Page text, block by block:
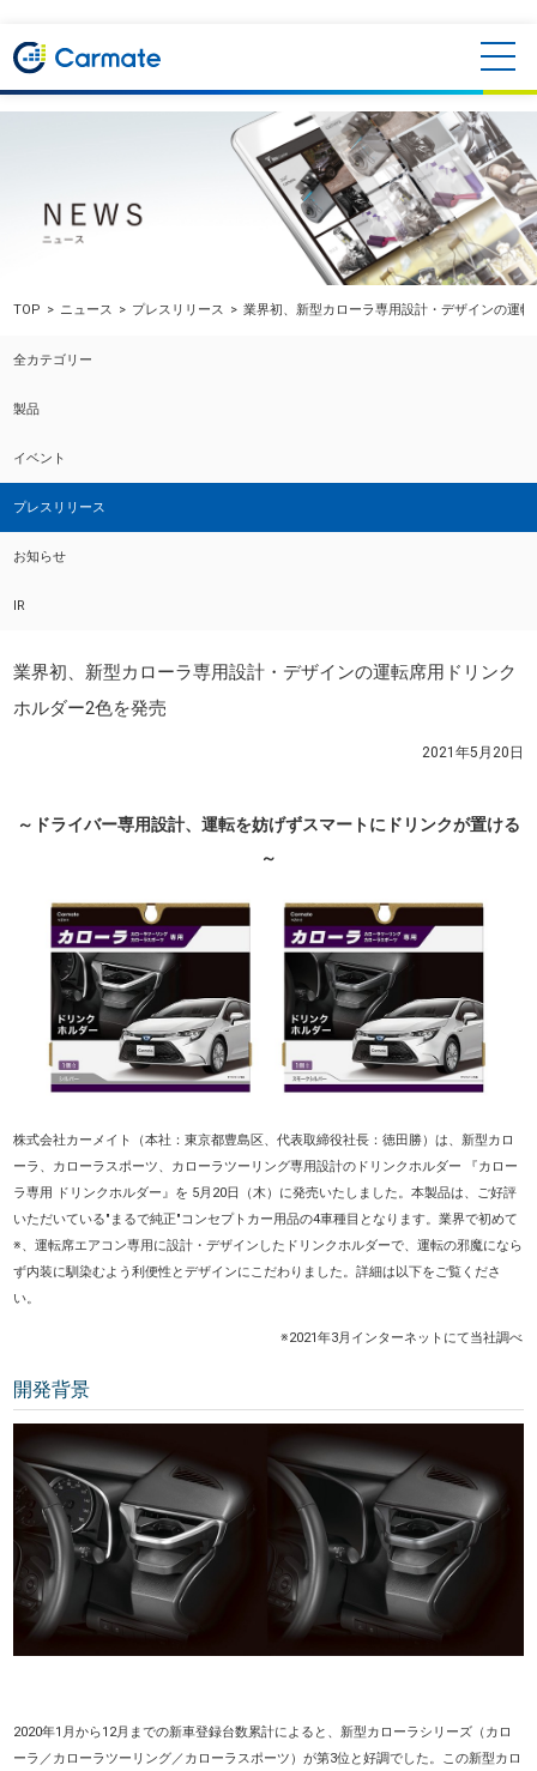
TOP ニュース プレスリリース 業界初、新型カローラ専用設計・デザインの運
全カテゴリー
製品
イベント
プレスリリース
お知らせ
IR
業界初、新型カローラ専用設計・デザインの運転席用ドリンク
ホルダー2色を発売
2021年5月20日
～ドライバー専用設計、運転を妨げずスマートにドリンクが置ける
～
株式会社カーメイト（本社：東京都豊島区、代表取締役社長：徳田勝）は、新型カロ
ーラ、カローラスポーツ、カローラツーリング専用設計のドリンクホルダー 『カロー
ラ専用 ドリンクホルダー』を 5月20日（木）に発売いたしました。本製品は、ご好評
いただいている"まるで純正"コンセプトカー用品の4車種目となります。業界で初めて
※、運転席エアコン専用に設計・デザインしたドリンクホルダーで、運転の邪魔になら
ず内装に馴染むよう利便性とデザインにこだわりました。詳細は以下をご覧くださ
い。
※2021年3月インターネットにて当社調べ
開発背景
2020年1月から12月までの新車登録台数累計によると、新型カローラシリーズ（カロ
ーラ／カローラツーリング／カローラスポーツ）が第3位と好調でした。この新型カロ